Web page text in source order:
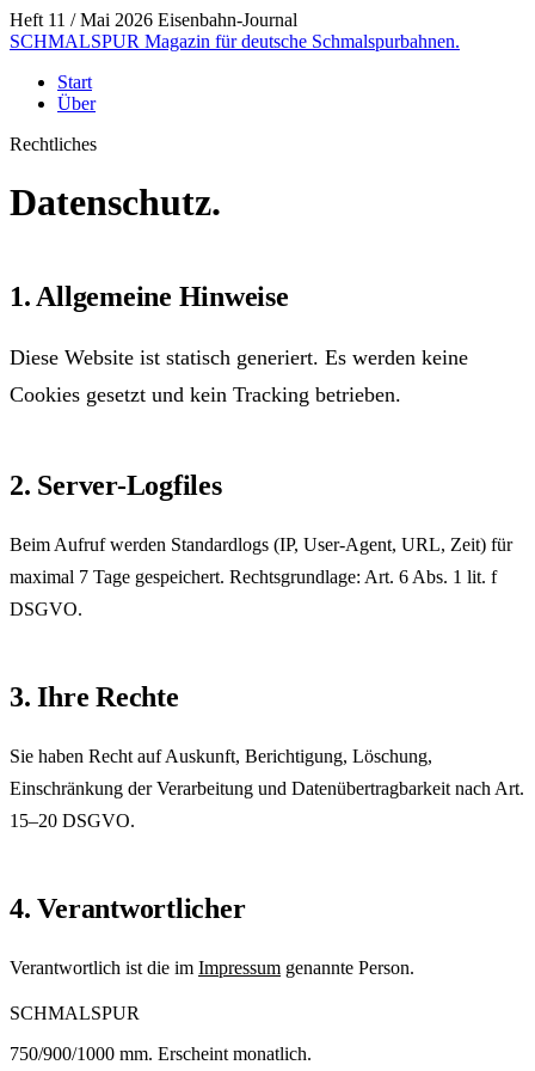
Heft 11 / Mai 2026 Eisenbahn-Journal
SCHMALSPUR Magazin für deutsche Schmalspurbahnen.
Start
Über
Rechtliches
Datenschutz.
1. Allgemeine Hinweise
Diese Website ist statisch generiert. Es werden keine
Cookies gesetzt und kein Tracking betrieben.
2. Server-Logfiles
Beim Aufruf werden Standardlogs (IP, User-Agent, URL, Zeit) für
maximal 7 Tage gespeichert. Rechtsgrundlage: Art. 6 Abs. 1 lit. f
DSGVO.
3. Ihre Rechte
Sie haben Recht auf Auskunft, Berichtigung, Löschung,
Einschränkung der Verarbeitung und Datenübertragbarkeit nach Art.
15–20 DSGVO.
4. Verantwortlicher
Verantwortlich ist die im Impressum genannte Person.
SCHMALSPUR
750/900/1000 mm. Erscheint monatlich.